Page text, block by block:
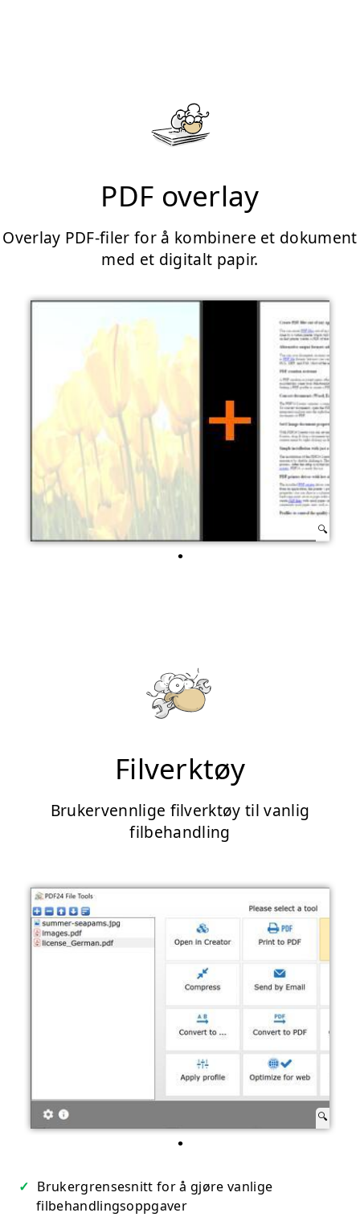
PDF overlay
Overlay PDF-filer for å kombinere et dokument
med et digitalt papir.
Filverktøy
Brukervennlige filverktøy til vanlig
filbehandling
Brukergrensesnitt for å gjøre vanlige
filbehandlingsoppgaver